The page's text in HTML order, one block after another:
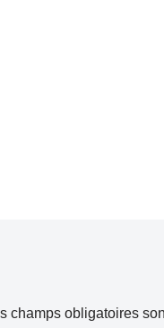
champs obligatoires